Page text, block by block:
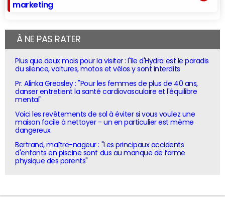
marketing
À NE PAS RATER
Plus que deux mois pour la visiter : l'île d'Hydra est le paradis
du silence, voitures, motos et vélos y sont interdits
Pr. Alinka Greasley : "Pour les femmes de plus de 40 ans,
danser entretient la santé cardiovasculaire et l'équilibre
mental"
Voici les revêtements de sol à éviter si vous voulez une
maison facile à nettoyer - un en particulier est même
dangereux
Bertrand, maître-nageur : "Les principaux accidents
d'enfants en piscine sont dus au manque de forme
physique des parents"